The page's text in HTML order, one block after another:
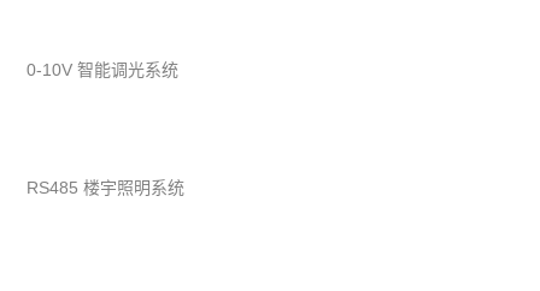
0-10V 智能调光系统
RS485 楼宇照明系统